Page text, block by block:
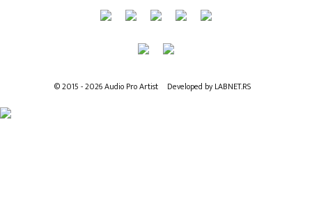
© 2015 - 2026 Audio Pro Artist Developed by LABNET.RS